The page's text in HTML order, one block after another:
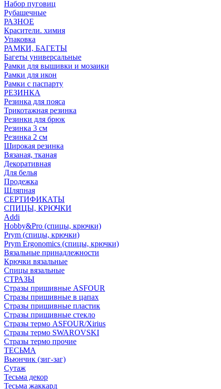
Набор пуговиц
Рубашечные
РАЗНОЕ
Красители. химия
Упаковка
РАМКИ, БАГЕТЫ
Багеты универсальные
Рамки для вышивки и мозаики
Рамки для икон
Рамки с паспарту
РЕЗИНКА
Резинка для пояса
Трикотажная резинка
Резинки для брюк
Резинка 3 см
Резинка 2 см
Широкая резинка
Вязаная, тканая
Декоративная
Для белья
Продежка
Шляпная
СЕРТИФИКАТЫ
СПИЦЫ, КРЮЧКИ
Addi
Hobby&Pro (спицы, крючки)
Prym (спицы, крючки)
Prym Ergonomics (спицы, крючки)
Вязальные принадлежности
Крючки вязальные
Спицы вязальные
СТРАЗЫ
Стразы пришивные ASFOUR
Стразы пришивные в цапах
Стразы пришивные пластик
Стразы пришивные стекло
Стразы термо ASFOUR/Xirius
Стразы термо SWAROVSKI
Стразы термо прочие
ТЕСЬМА
Вьюнчик (зиг-заг)
Сутаж
Тесьма декор
Тесьма жаккард